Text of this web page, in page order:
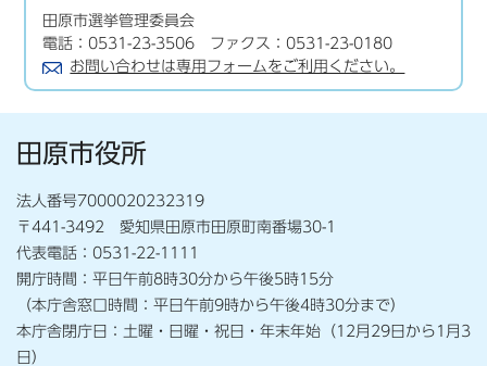
田原市選挙管理委員会
電話：0531-23-3506 ファクス：0531-23-0180
お問い合わせは専用フォームをご利用ください。
田原市役所
法人番号7000020232319
〒441-3492 愛知県田原市田原町南番場30-1
代表電話：0531-22-1111
開庁時間：平日午前8時30分から午後5時15分
（本庁舎窓口時間：平日午前9時から午後4時30分まで）
本庁舎閉庁日：土曜・日曜・祝日・年末年始（12月29日から1月3
日）